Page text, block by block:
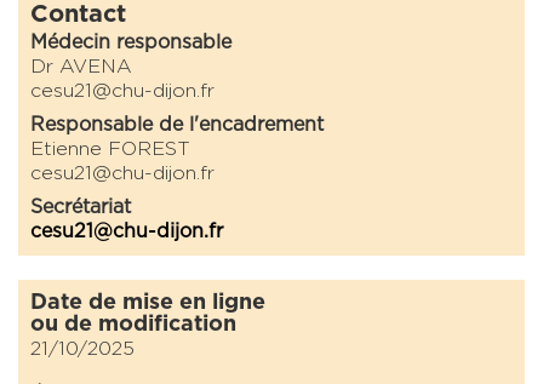
Contact
Médecin responsable
Dr AVENA
cesu21@chu-dijon.fr
Responsable de l'encadrement
Etienne FOREST
cesu21@chu-dijon.fr
Secrétariat
cesu21@chu-dijon.fr
Date de mise en ligne
ou de modification
21/10/2025